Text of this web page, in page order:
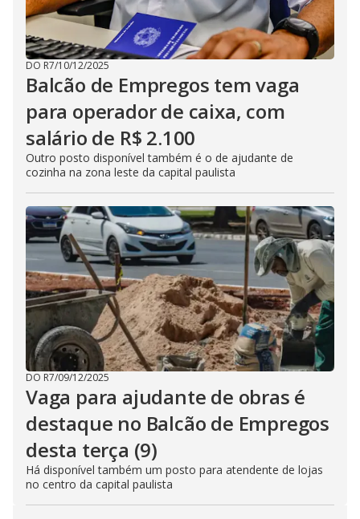
DO R7/10/12/2025
Balcão de Empregos tem vaga
para operador de caixa, com
salário de R$ 2.100
Outro posto disponível também é o de ajudante de
cozinha na zona leste da capital paulista
DO R7/09/12/2025
Vaga para ajudante de obras é
destaque no Balcão de Empregos
desta terça (9)
Há disponível também um posto para atendente de lojas
no centro da capital paulista